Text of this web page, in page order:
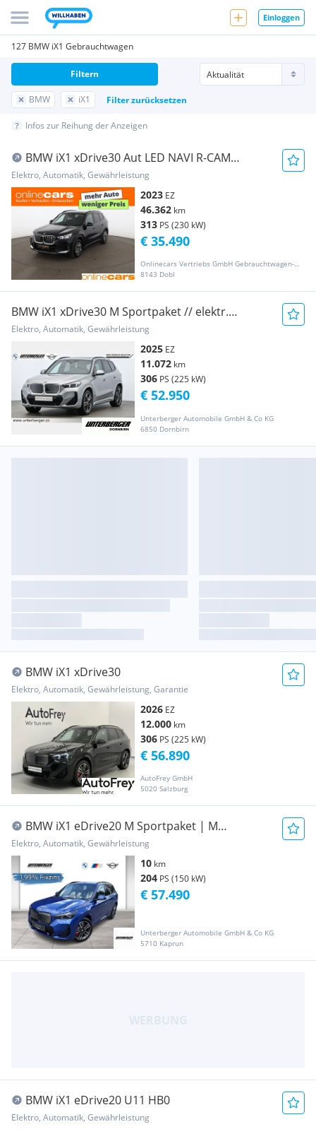
Einloggen
127 BMW iX1 Gebrauchtwagen
BMW iX1 Filter zurücksetzen
Filtern
Infos zur Reihung der Anzeigen
BMW iX1 xDrive30 Aut LED NAVI R-CAM
SITZHZG ASSIST
Elektro, Automatik, Gewährleistung
2023 EZ
46.362 km
313 PS (230 kW)
Onlinecars Vertriebs GmbH Gebrauchtwagen-Outlet  Werkstätte  Spenglerei  Lackiererei
8143 Dobl
€ 35.490
BMW iX1 xDrive30 M Sportpaket // elektr.
Anhängerku...
Elektro, Automatik, Gewährleistung
2025 EZ
11.072 km
306 PS (225 kW)
Unterberger Automobile GmbH & Co KG
6850 Dornbirn
€ 52.950
BMW iX1 xDrive30
Elektro, Automatik, Gewährleistung, Garantie
2026 EZ
12.000 km
306 PS (225 kW)
AutoFrey GmbH
5020 Salzburg
€ 56.890
BMW iX1 eDrive20 M Sportpaket | M
Sportpaket Pro | ...
Elektro, Automatik, Gewährleistung
10 km
204 PS (150 kW)
Unterberger Automobile GmbH & Co KG
5710 Kaprun
€ 57.490
BMW iX1 eDrive20 U11 HB0
Elektro, Automatik, Gewährleistung